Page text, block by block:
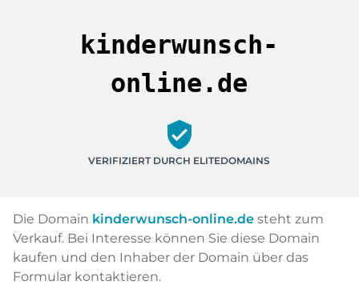
kinderwunsch-
online.de
verified_user
VERIFIZIERT DURCH ELITEDOMAINS
Die Domain kinderwunsch-online.de steht zum
Verkauf. Bei Interesse können Sie diese Domain
kaufen und den Inhaber der Domain über das
Formular kontaktieren.